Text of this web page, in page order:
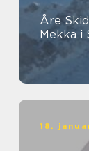
Åre
Mekka i
18.